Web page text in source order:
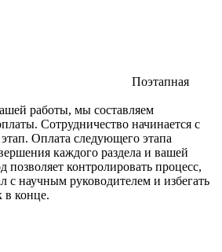
Поэтапная
работы, мы составляем
Сотрудничество начинается с
Оплата следующего этапа
каждого раздела и вашей
позволяет контролировать процесс,
с научным руководителем и избегать
в конце.